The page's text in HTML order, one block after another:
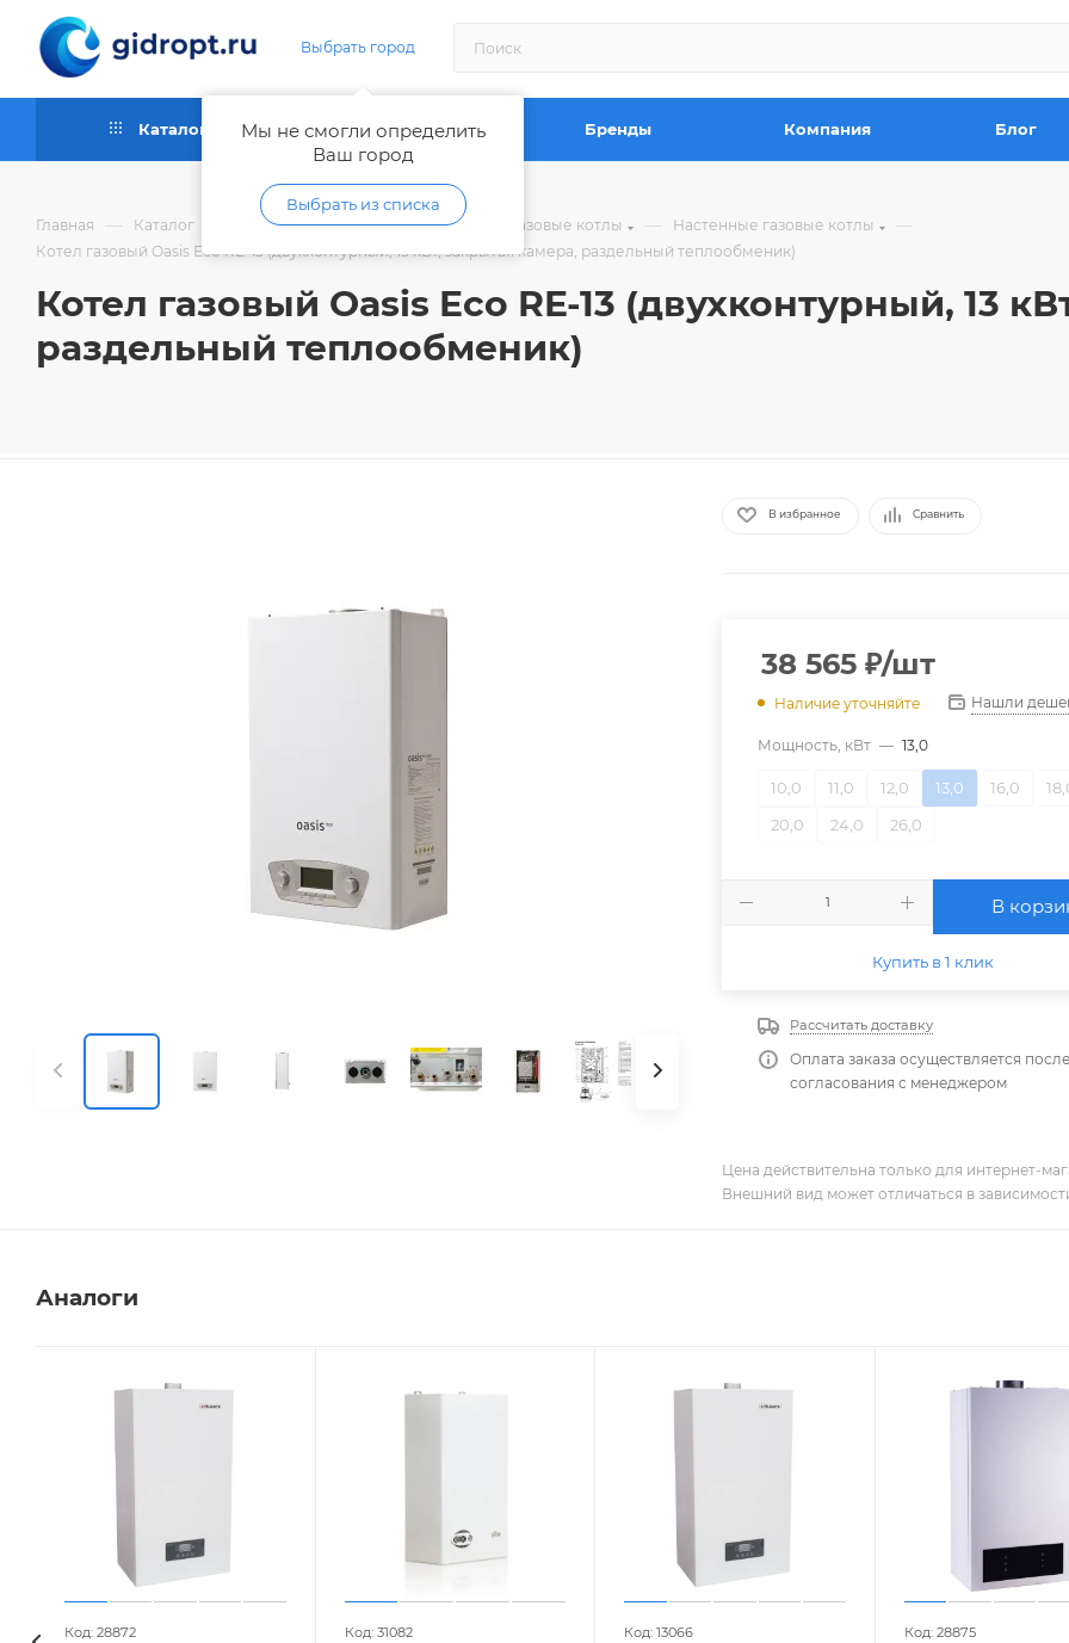
Выбрать город
Мы не смогли определить
Ваш город
Выбрать из списка
Каталог Как купить Бренды Компания Блог
Главная — Каталог Отопительное оборудование Газовые котлы — Настенные газовые котлы —
Котел газовый Oasis Eco RE-13 (двухконтурный, 13 кВт, закрытая камера, раздельный теплообменик)
Котел газовый Oasis Eco RE-13 (двухконтурный, 13
раздельный теплообменик)
В избранное Сравнить
38 565 ₽/шт
Наличие уточняйте Нашли
Мощность, кВт — 13,0
10,0 11,0 12,0 13,0 16,0
20,0
24,0 26,0
В
Купить в 1 клик
Рассчитать доставку
Оплата заказа осуществляется после
согласования с менеджером
Цена действительна только для интернет-
Внешний вид может отличаться в
Аналоги
Код: 28872
Код: 31082
Код: 13066
Код: 28875